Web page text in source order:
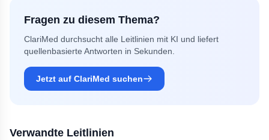
Fragen zu diesem Thema?
ClariMed durchsucht alle Leitlinien mit KI und liefert
quellenbasierte Antworten in Sekunden.
Jetzt auf ClariMed suchen
Verwandte Leitlinien